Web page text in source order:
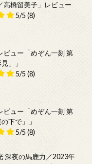
高橋留美子」レビュー
5/5 (8)
ビュー「めぞん一刻 第
」」
5/5 (8)
ビュー「めぞん一刻 第
下で」」
5/5 (8)
深夜の馬鹿力／2023年